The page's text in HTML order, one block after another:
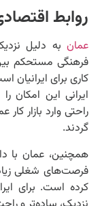
روابط
عمان به دلیل
فرهنگی مستحکم
کاری برای ایرانیان
ایرانی این امکان
راحتی وارد بازار
گردند.
همچنین، عمان با
فرصت‌های شغلی
کرده است. برای